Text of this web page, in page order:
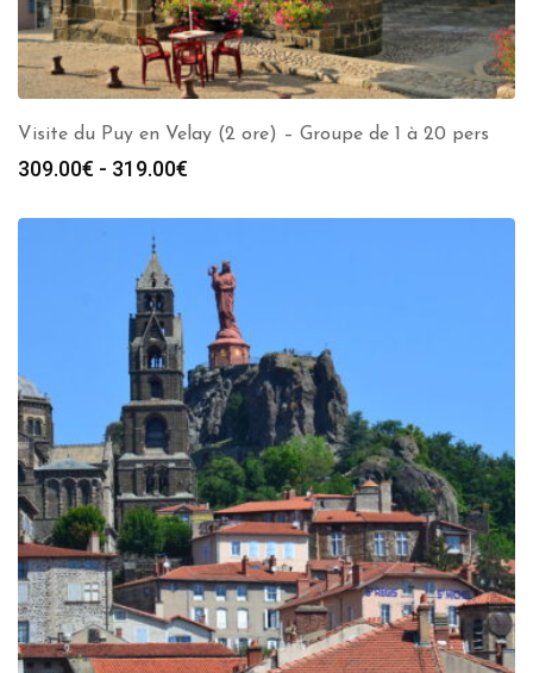
Visite du Puy en Velay (2 ore) – Groupe de 1 à 20 pers
309.00€ - 319.00€
prezzo:
309.00€
319.00€